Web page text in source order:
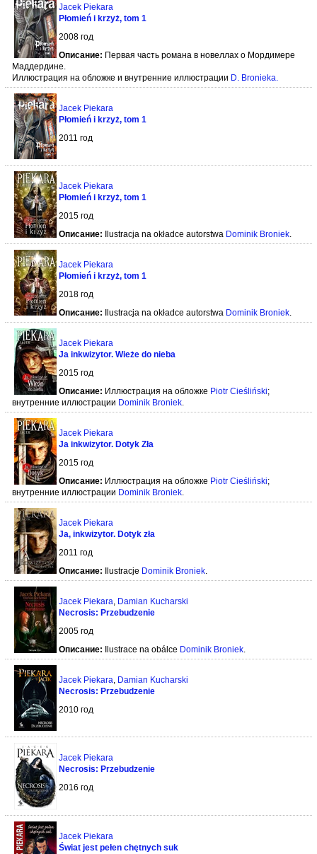
Jacek Piekara
Płomień i krzyż, tom 1
2008 год
Описание: Первая часть романа в новеллах о Мордимере
Маддердине.
Иллюстрация на обложке и внутренние иллюстрации D. Bronieka.
Jacek Piekara
Płomień i krzyż, tom 1
2011 год
Jacek Piekara
Płomień i krzyż, tom 1
2015 год
Описание: Ilustracja na okładce autorstwa Dominik Broniek.
Jacek Piekara
Płomień i krzyż, tom 1
2018 год
Описание: Ilustracja na okładce autorstwa Dominik Broniek.
Jacek Piekara
Ja inkwizytor. Wieże do nieba
2015 год
Описание: Иллюстрация на обложке Piotr Cieśliński;
внутренние иллюстрации Dominik Broniek.
Jacek Piekara
Ja inkwizytor. Dotyk Zła
2015 год
Описание: Иллюстрация на обложке Piotr Cieśliński;
внутренние иллюстрации Dominik Broniek.
Jacek Piekara
Ja, inkwizytor. Dotyk zła
2011 год
Описание: Ilustracje Dominik Broniek.
Jacek Piekara, Damian Kucharski
Necrosis: Przebudzenie
2005 год
Описание: Ilustrace na obálce Dominik Broniek.
Jacek Piekara, Damian Kucharski
Necrosis: Przebudzenie
2010 год
Jacek Piekara
Necrosis: Przebudzenie
2016 год
Jacek Piekara
Świat jest pełen chętnych suk